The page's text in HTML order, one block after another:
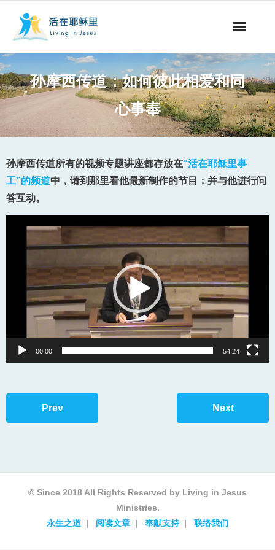
视听节目
阅读文章
永生之道
奉献支持
其他语言
孙摩西传道：如何彼此相爱和同
心事奉
孙摩西传道所有的视频专题讲座都存放在“活在耶稣里事
工”的频道中，请到那里看他最新制作的节目；并与他进行问
答互动。
00:00 54:24
Prev Next
© Since 2018 All Rights Reserved by Living in Jesus
Ministries.
永生之道
阅读文章 奉献支持 联络我们